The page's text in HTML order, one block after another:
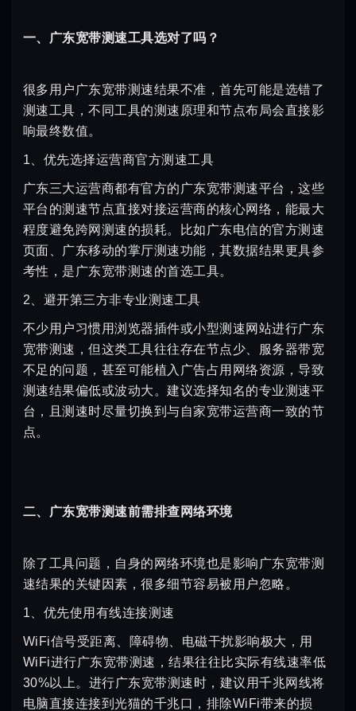
一、广东宽带测速工具选对了吗？
很多用户广东宽带测速结果不准，首先可能是选错了
测速工具，不同工具的测速原理和节点布局会直接影
响最终数值。
1、优先选择运营商官方测速工具
广东三大运营商都有官方的广东宽带测速平台，这些
平台的测速节点直接对接运营商的核心网络，能最大
程度避免跨网测速的损耗。比如广东电信的官方测速
页面、广东移动的掌厅测速功能，其数据结果更具参
考性，是广东宽带测速的首选工具。
2、避开第三方非专业测速工具
不少用户习惯用浏览器插件或小型测速网站进行广东
宽带测速，但这类工具往往存在节点少、服务器带宽
不足的问题，甚至可能植入广告占用网络资源，导致
测速结果偏低或波动大。建议选择知名的专业测速平
台，且测速时尽量切换到与自家宽带运营商一致的节
点。
二、广东宽带测速前需排查网络环境
除了工具问题，自身的网络环境也是影响广东宽带测
速结果的关键因素，很多细节容易被用户忽略。
1、优先使用有线连接测速
WiFi信号受距离、障碍物、电磁干扰影响极大，用
WiFi进行广东宽带测速，结果往往比实际有线速率低
30%以上。进行广东宽带测速时，建议用千兆网线将
电脑直接连接到光猫的千兆口，排除WiFi带来的损